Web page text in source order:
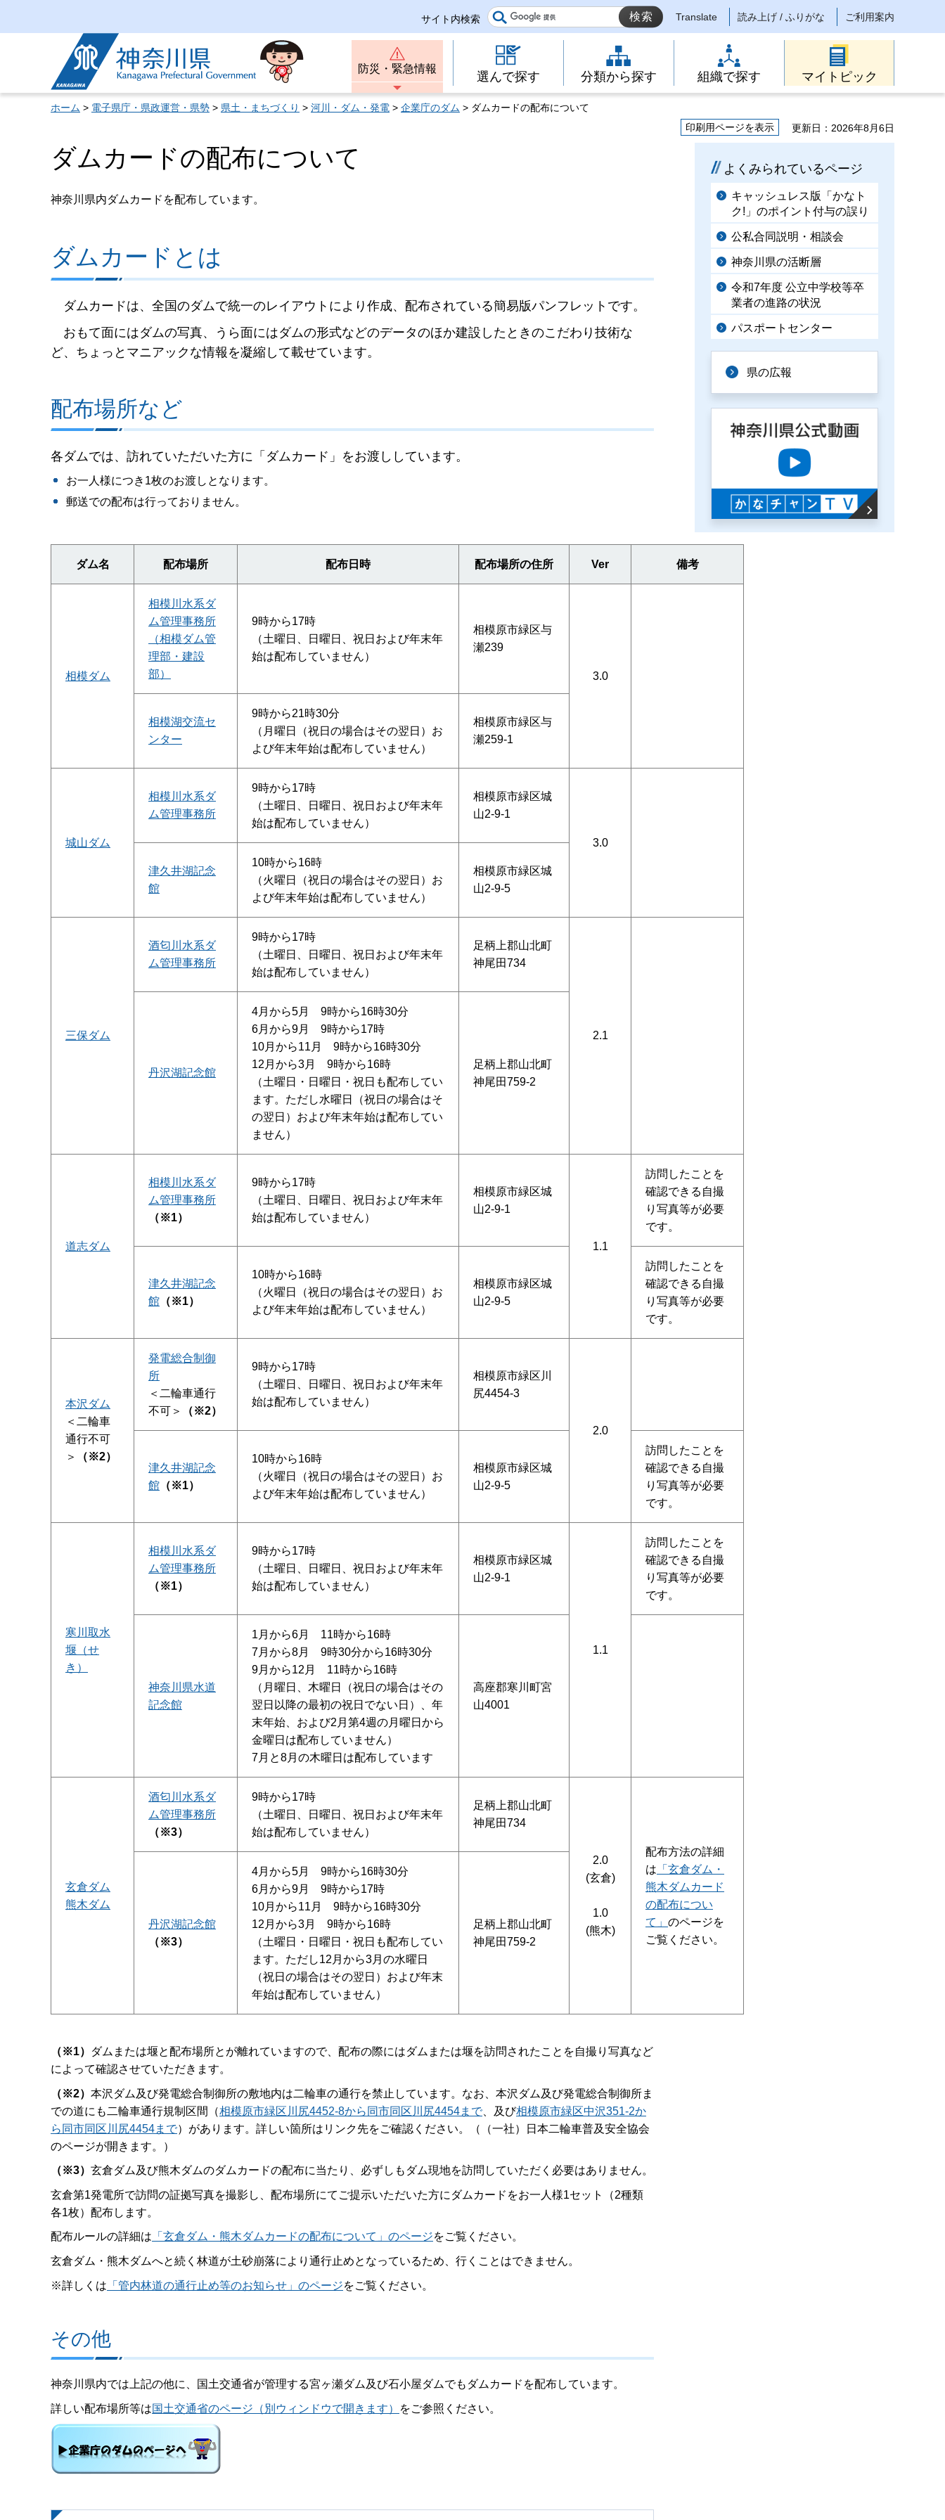
サイト内検索 Translate 読み上げ / ふりがな ご利用案内
神奈川県
防災・緊急情報
選んで探す 分類から探す 組織で探す マイトピック
ホーム > 電子県庁・県政運営・県勢 > 県土・まちづくり > 河川・ダム・発電 > 企業庁のダム > ダムカードの配布について
印刷用ページを表示
更新日：2026年8月6日
ダムカードの配布について
神奈川県内ダムカードを配布しています。
ダムカードとは
ダムカードは、全国のダムで統一のレイアウトにより作成、配布されている簡易版パンフレットです。
おもて面にはダムの写真、うら面にはダムの形式などのデータのほか建設したときのこだわり技術な
ど、ちょっとマニアックな情報を凝縮して載せています。
配布場所など
各ダムでは、訪れていただいた方に「ダムカード」をお渡ししています。
お一人様につき1枚のお渡しとなります。
郵送での配布は行っておりません。
ダム名 配布場所 配布日時 配布場所の住所 Ver 備考
相模ダム
相模川水系ダ
ム管理事務所
（相模ダム管
理部・建設
部）
9時から17時
（土曜日、日曜日、祝日および年末年
始は配布していません）
相模原市緑区与
瀬239
3.0
相模湖交流セ
ンター
9時から21時30分
（月曜日（祝日の場合はその翌日）お
よび年末年始は配布していません）
相模原市緑区与
瀬259-1
城山ダム
相模川水系ダ
ム管理事務所
9時から17時
（土曜日、日曜日、祝日および年末年
始は配布していません）
相模原市緑区城
山2-9-1
3.0
津久井湖記念
館
10時から16時
（火曜日（祝日の場合はその翌日）お
よび年末年始は配布していません）
相模原市緑区城
山2-9-5
三保ダム
酒匂川水系ダ
ム管理事務所
9時から17時
（土曜日、日曜日、祝日および年末年
始は配布していません）
足柄上郡山北町
神尾田734
2.1
丹沢湖記念館
4月から5月 9時から16時30分
6月から9月 9時から17時
10月から11月 9時から16時30分
12月から3月 9時から16時
（土曜日・日曜日・祝日も配布してい
ます。ただし水曜日（祝日の場合はそ
の翌日）および年末年始は配布してい
ません）
足柄上郡山北町
神尾田759-2
道志ダム
相模川水系ダ
ム管理事務所
（※1）
9時から17時
（土曜日、日曜日、祝日および年末年
始は配布していません）
相模原市緑区城
山2-9-1
1.1
訪問したことを
確認できる自撮
り写真等が必要
です。
津久井湖記念
館 （※1）
10時から16時
（火曜日（祝日の場合はその翌日）お
よび年末年始は配布していません）
相模原市緑区城
山2-9-5
訪問したことを
確認できる自撮
り写真等が必要
です。
本沢ダム
＜二輪車
通行不可
＞
（※2）
発電総合制御
所
＜二輪車通行
不可＞
（※2）
9時から17時
（土曜日、日曜日、祝日および年末年
始は配布していません）
相模原市緑区川
尻4454-3
2.0
津久井湖記念
館 （※1）
10時から16時
（火曜日（祝日の場合はその翌日）お
よび年末年始は配布していません）
相模原市緑区城
山2-9-5
訪問したことを
確認できる自撮
り写真等が必要
です。
寒川取水
堰（せ
き）
相模川水系ダ
ム管理事務所
（※1）
9時から17時
（土曜日、日曜日、祝日および年末年
始は配布していません）
相模原市緑区城
山2-9-1
1.1
訪問したことを
確認できる自撮
り写真等が必要
です。
神奈川県水道
記念館
1月から6月 11時から16時
7月から8月 9時30分から16時30分
9月から12月 11時から16時
（月曜日、木曜日（祝日の場合はその
翌日以降の最初の祝日でない日）、年
末年始、および2月第4週の月曜日から
金曜日は配布していません）
7月と8月の木曜日は配布しています
高座郡寒川町宮
山4001
玄倉ダム
熊木ダム
酒匂川水系ダ
ム管理事務所
（※3）
9時から17時
（土曜日、日曜日、祝日および年末年
始は配布していません）
足柄上郡山北町
神尾田734
2.0
(玄倉)
1.0
(熊木)
配布方法の詳細
は 「玄倉ダム・
熊木ダムカード
の配布につい
て」 のページを
ご覧ください。
丹沢湖記念館
（※3）
4月から5月 9時から16時30分
6月から9月 9時から17時
10月から11月 9時から16時30分
12月から3月 9時から16時
（土曜日・日曜日・祝日も配布してい
ます。ただし12月から3月の水曜日
（祝日の場合はその翌日）および年末
年始は配布していません）
足柄上郡山北町
神尾田759-2
（※1）
ダムまたは堰と配布場所とが離れていますので、配布の際にはダムまたは堰を訪問されたことを自撮り写真など
によって確認させていただきます。
（※2） 本沢ダム及び発電総合制御所の敷地内は二輪車の通行を禁止しています。なお、本沢ダム及び発電総合制御所ま
での道にも二輪車通行規制区間（相模原市緑区川尻4452-8から同市同区川尻4454まで、及び相模原市緑区中沢351-2か
ら同市同区川尻4454まで）があります。詳しい箇所はリンク先をご確認ください。（（一社）日本二輪車普及安全協会
のページが開きます。）
（※3） 玄倉ダム及び熊木ダムのダムカードの配布に当たり、必ずしもダム現地を訪問していただく必要はありません。
玄倉第1発電所で訪問の証拠写真を撮影し、配布場所にてご提示いただいた方にダムカードをお一人様1セット（2種類
各1枚）配布します。
配布ルールの詳細は 「玄倉ダム・熊木ダムカードの配布について」のページをご覧ください。
玄倉ダム・熊木ダムへと続く林道が土砂崩落により通行止めとなっているため、行くことはできません。
※詳しくは 「管内林道の通行止め等のお知らせ」のページをご覧ください。
その他
神奈川県内では上記の他に、国土交通省が管理する宮ヶ瀬ダム及び石小屋ダムでもダムカードを配布しています。
詳しい配布場所等は国土交通省のページ（別ウィンドウで開きます） をご参照ください。
よくみられているページ
キャッシュレス版「かなト
ク!」のポイント付与の誤り
公私合同説明・相談会
神奈川県の活断層
令和7年度 公立中学校等卒
業者の進路の状況
パスポートセンター
県の広報